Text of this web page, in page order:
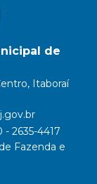
de
Itaboraí
- 2635-4417
Fazenda e